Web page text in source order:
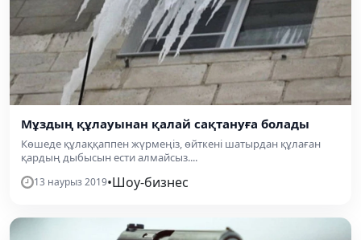
Мұздың құлауынан қалай сақтануға болады
Көшеде құлаққаппен жүрмеңіз, өйткені шатырдан құлаған
қардың дыбысын ести алмайсыз....
13 наурыз 2019•Шоу-бизнес